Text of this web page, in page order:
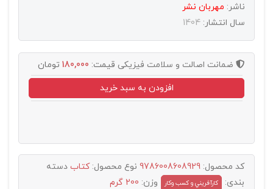
ناشر: مهربان نشر
سال انتشار: 1404
ضمانت اصالت و سلامت فیزیکی قیمت: 180,000 تومان
افزودن به سبد خرید
کد محصول: 9786008608929 نوع محصول:کتاب دسته
بندی:
کارآفريني و کسب وکار وزن: 200 گرم